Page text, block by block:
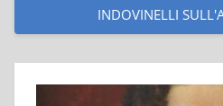
INDOVINELLI